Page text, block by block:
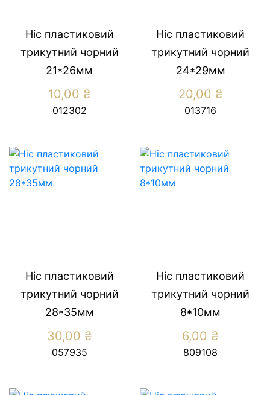
Ніс пластиковий
трикутний чорний
21*26мм
10,00 ₴
012302
Ніс пластиковий
трикутний чорний
24*29мм
20,00 ₴
013716
Ніс пластиковий
трикутний чорний
28*35мм
30,00 ₴
057935
Ніс пластиковий
трикутний чорний
8*10мм
6,00 ₴
809108